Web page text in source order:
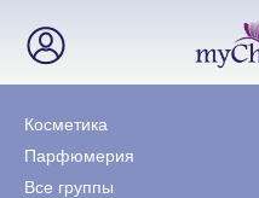
Косметика
Парфюмерия
Все группы